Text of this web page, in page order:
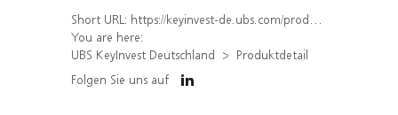
Short URL: https://keyinvest-de.ubs.com/produkt/detail/index/isin/DE000WA35UJ4
You are here:
UBS KeyInvest Deutschland
Produktdetail
Folgen Sie uns auf